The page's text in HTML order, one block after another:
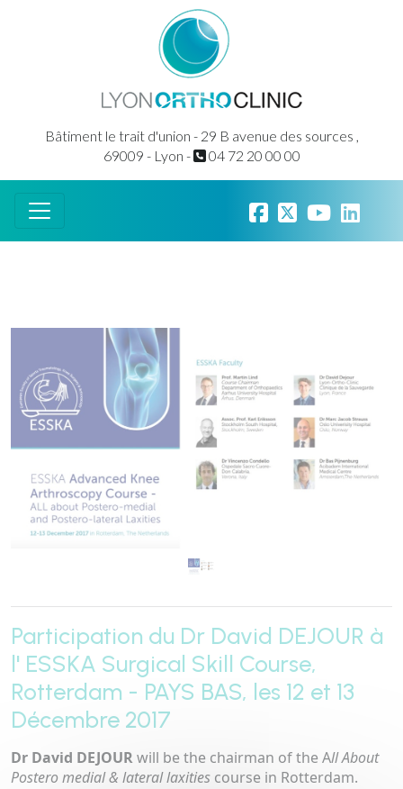
Bâtiment le trait d'union - 29 B avenue des sources ,
69009 - Lyon -
04 72 20 00 00
Participation du Dr David DEJOUR à
l' ESSKA Surgical Skill Course,
Rotterdam - PAYS BAS, les 12 et 13
Décembre 2017
Dr David DEJOURwill be the chairman of the All About
Postero medial & lateral laxities course in Rotterdam.